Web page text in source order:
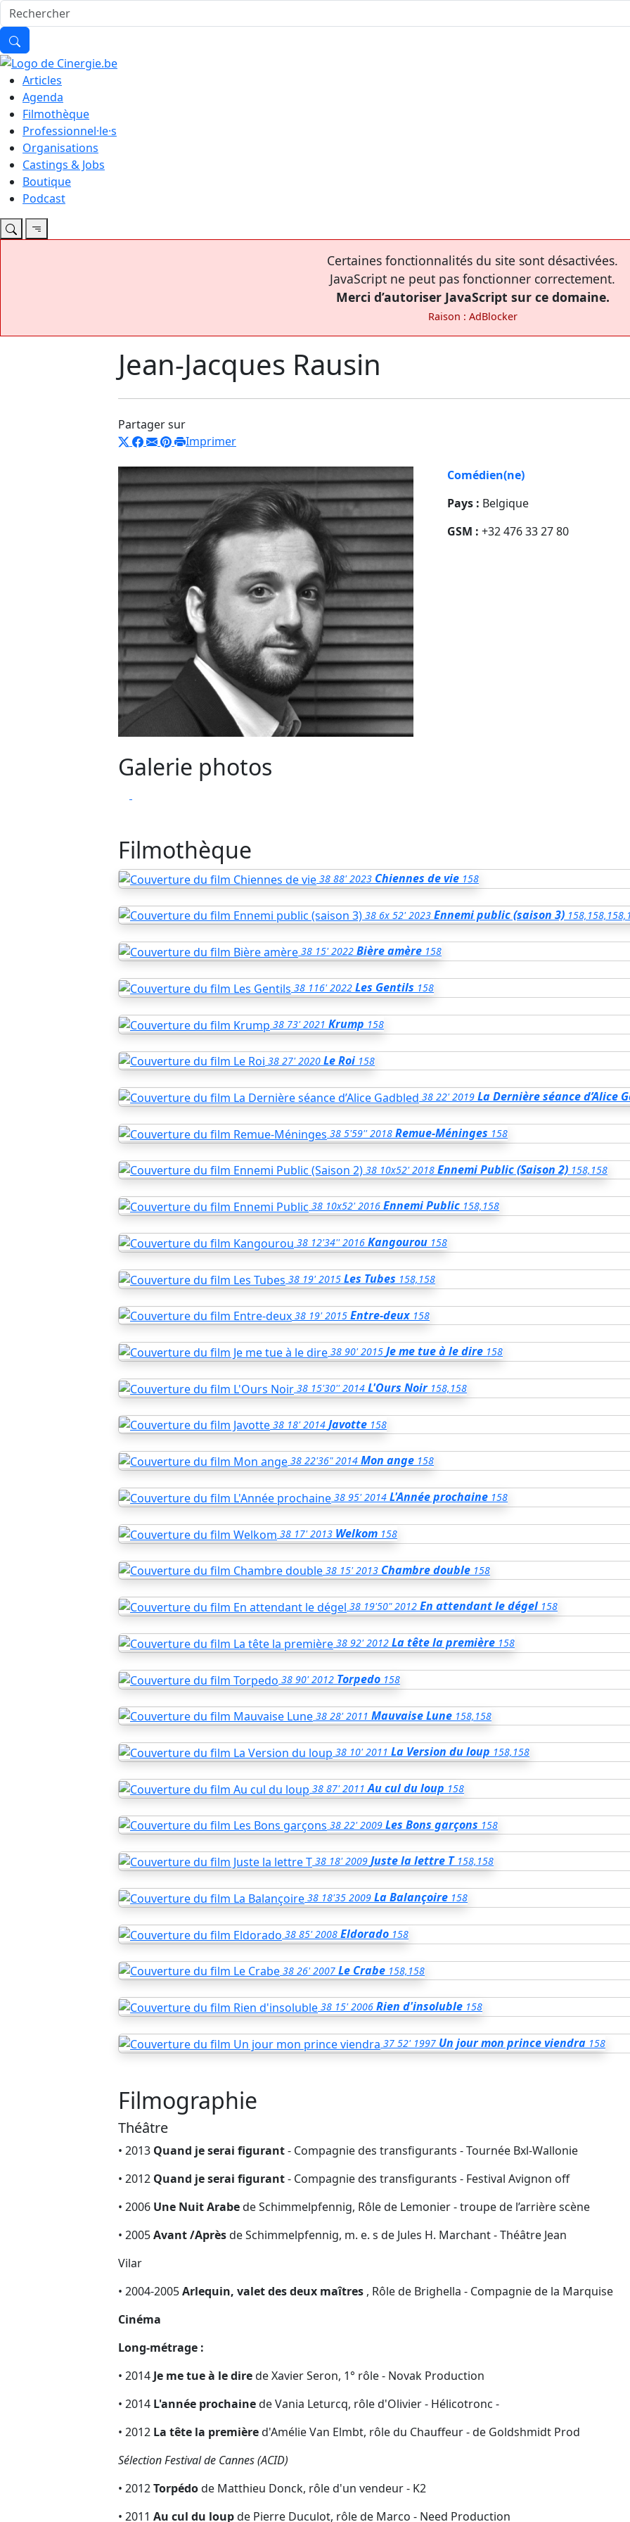
Articles
Agenda
Filmothèque
Professionnel·le·s
Organisations
Castings & Jobs
Boutique
Podcast
Certaines fonctionnalités du site sont désactivées.
JavaScript ne peut pas fonctionner correctement.
Merci d’autoriser JavaScript sur ce domaine.
Raison : AdBlocker
Jean-Jacques Rausin
Partager sur
Imprimer
Comédien(ne)
Pays : Belgique
GSM : +32 476 33 27 80
Galerie photos
Filmothèque
38 88' 2023 Chiennes de vie 158
38 6x 52' 2023 Ennemi public (saison 3)
38 15' 2022 Bière amère 158
38 116' 2022 Les Gentils 158
38 73' 2021 Krump 158
38 27' 2020 Le Roi 158
38 22' 2019 La Dernière séance d’Alice
38 5'59'' 2018 Remue-Méninges 158
38 10x52' 2018 Ennemi Public (Saison 2) 158,158
38 10x52' 2016 Ennemi Public 158,158
38 12'34'' 2016 Kangourou 158
38 19' 2015 Les Tubes 158,158
38 19' 2015 Entre-deux 158
38 90' 2015 Je me tue à le dire 158
38 15'30'' 2014 L'Ours Noir 158,158
38 18' 2014 Javotte 158
38 22'36" 2014 Mon ange 158
38 95' 2014 L'Année prochaine 158
38 17' 2013 Welkom 158
38 15' 2013 Chambre double 158
38 19'50" 2012 En attendant le dégel 158
38 92' 2012 La tête la première 158
38 90' 2012 Torpedo 158
38 28' 2011 Mauvaise Lune 158,158
38 10' 2011 La Version du loup 158,158
38 87' 2011 Au cul du loup 158
38 22' 2009 Les Bons garçons 158
38 18' 2009 Juste la lettre T 158,158
38 18'35 2009 La Balançoire 158
38 85' 2008 Eldorado 158
38 26' 2007 Le Crabe 158,158
38 15' 2006 Rien d'insoluble 158
37 52' 1997 Un jour mon prince viendra 158
Filmographie
Théâtre
• 2013 Quand je serai figurant- Compagnie des transfigurants - Tournée Bxl-Wallonie
• 2012 Quand je serai figurant- Compagnie des transfigurants - Festival Avignon off
• 2006 Une Nuit Arabede Schimmelpfennig, Rôle de Lemonier - troupe de l’arrière scène
• 2005Avant /Aprèsde Schimmelpfennig, m. e. s de Jules H. Marchant - Théâtre Jean
Vilar
• 2004-2005Arlequin, valet des deux maîtres , Rôle de Brighella - Compagnie de la Marquise
Cinéma
Long-métrage :
• 2014 Je me tue à le direde Xavier Seron, 1° rôle - Novak Production
• 2014 L'année prochainede Vania Leturcq, rôle d'Olivier - Hélicotronc -
• 2012 La tête la premièred'Amélie Van Elmbt, rôle du Chauffeur - de Goldshmidt Prod
Sélection Festival de Cannes (ACID)
• 2012Torpédode Matthieu Donck, rôle d'un vendeur - K2
• 2011 Au cul du loupde Pierre Duculot, rôle de Marco - Need Production